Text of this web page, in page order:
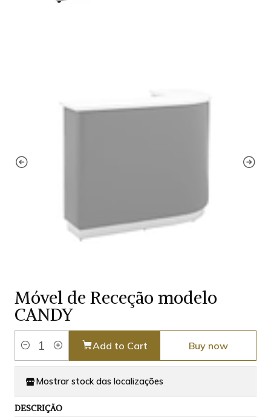
Móvel de Receção modelo
CANDY
Quantity
Add to Cart Buy now
Mostrar stock das localizações
DESCRIÇÃO